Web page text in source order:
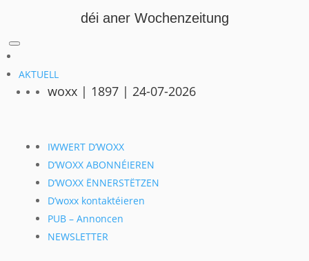
déi aner Wochenzeitung
AKTUELL
woxx | 1897 | 24-07-2026
IWWERT D’WOXX
D’WOXX ABONNÉIEREN
D’WOXX ËNNERSTËTZEN
D’woxx kontaktéieren
PUB – Annoncen
NEWSLETTER